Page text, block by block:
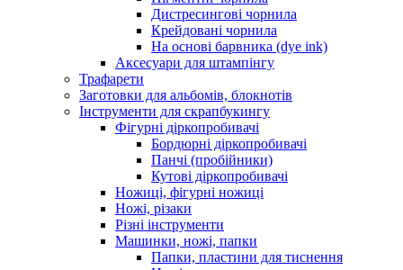
Дистресингові чорнила
Крейдовані чорнила
На основі барвника (dye ink)
Аксесуари для штампінгу
Трафарети
Заготовки для альбомів, блокнотів
Інструменти для скрапбукингу
Фігурні діркопробивачі
Бордюрні діркопробивачі
Панчі (пробійники)
Кутові діркопробивачі
Ножиці, фігурні ножиці
Ножі, різаки
Різні інструменти
Машинки, ножі, папки
Папки, пластини для тиснення